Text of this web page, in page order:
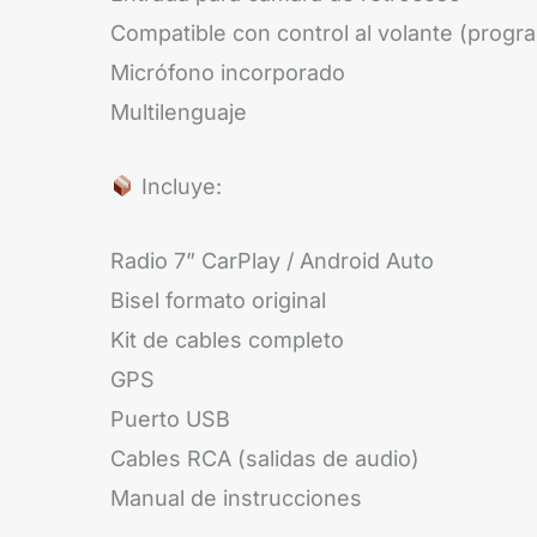
Compatible con control al volante
Micrófono incorporado
Multilenguaje
Incluye:
Radio 7” CarPlay / Android Auto
Bisel formato original
Kit de cables completo
GPS
Puerto USB
Cables RCA (salidas de audio)
Manual de instrucciones